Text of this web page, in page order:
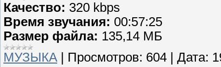
Качество: 320 kbps
Время звучания: 00:57:25
Размер файла: 135,14 МБ
МУЗЫКА
Просмотров: 604 Дата: